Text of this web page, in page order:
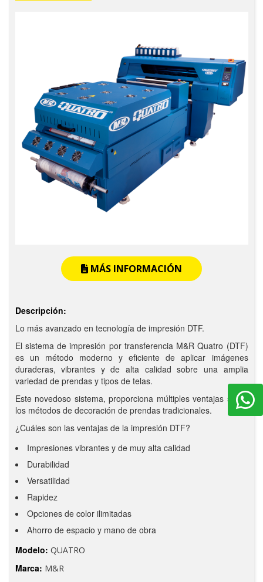
MÁS INFORMACIÓN
Descripción:
Lo más avanzado en tecnología de impresión DTF.
El sistema de impresión por transferencia M&R Quatro (DTF)
es un método moderno y eficiente de aplicar imágenes
duraderas, vibrantes y de alta calidad sobre una amplia
variedad de prendas y tipos de telas.
Este novedoso sistema, proporciona múltiples ventajas sobre
los métodos de decoración de prendas tradicionales.
¿Cuáles son las ventajas de la impresión DTF?
Impresiones vibrantes y de muy alta calidad
Durabilidad
Versatilidad
Rapidez
Opciones de color ilimitadas
Ahorro de espacio y mano de obra
Modelo: QUATRO
Marca: M&R